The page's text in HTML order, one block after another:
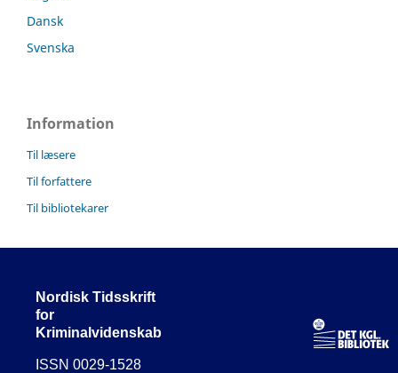
Dansk
Svenska
Information
Til læsere
Til forfattere
Til bibliotekarer
Nordisk Tidsskrift
for
Kriminalvidenskab
ISSN 0029-1528